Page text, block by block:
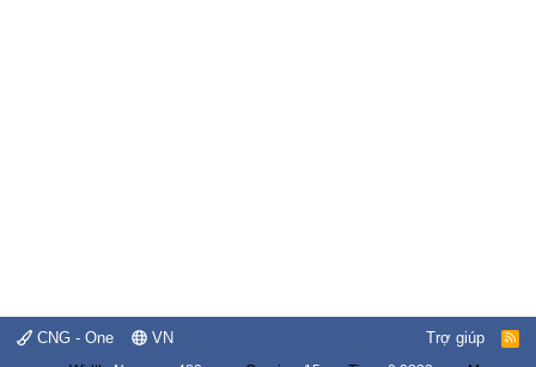
CNG - One VN Trợ giúp
R